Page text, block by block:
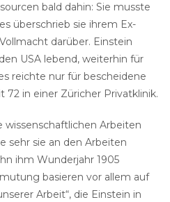
bald dahin: Sie musste
überschrieb sie ihrem Ex-
darüber. Einstein
USA lebend, weiterhin für
reichte nur für bescheidene
72 in einer Züricher Privatklinik.
wissenschaftlichen Arbeiten
sehr sie an den Arbeiten
ihm Wunderjahr 1905
basieren vor allem auf
Arbeit“, die Einstein in